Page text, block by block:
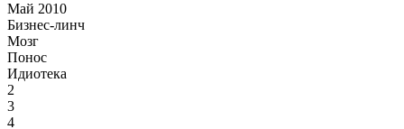
Май 2010
Бизнес-линч
Мозг
Понос
Идиотека
2
3
4